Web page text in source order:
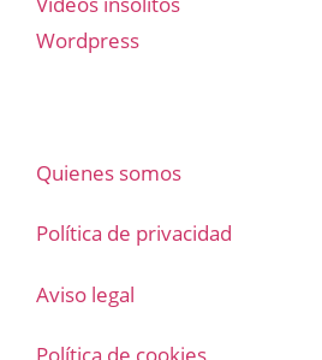
Wordpress
Quienes somos
Política de privacidad
Aviso legal